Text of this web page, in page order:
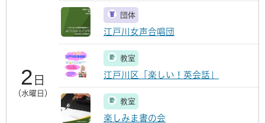
2 日
（水曜日）
団体
江戸川女声合唱団
教室
江戸川区「楽しい！英会話」
教室
楽しみま書の会